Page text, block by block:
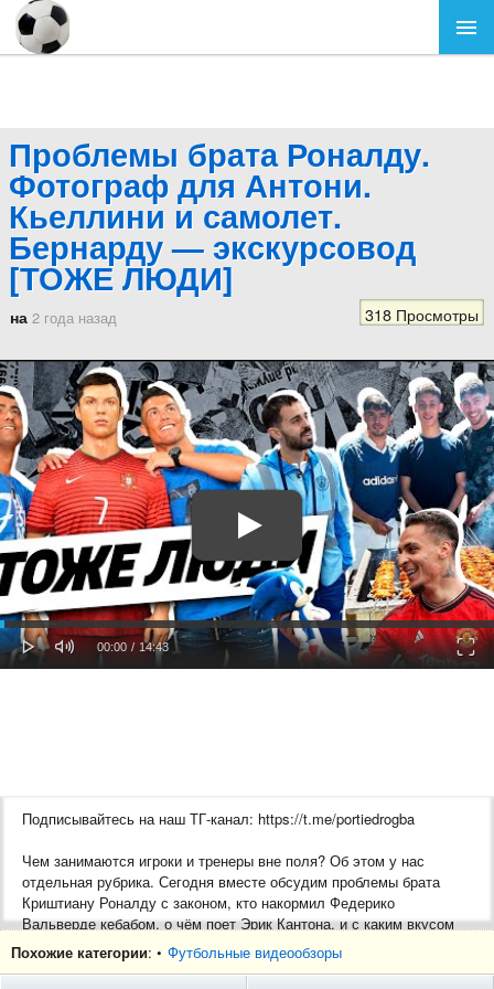
Проблемы брата Роналду.
Фотограф для Антони.
Кьеллини и самолет.
Бернарду — экскурсовод
[ТОЖЕ ЛЮДИ]
на 2 года назад 318 Просмотры
Play Mute
Current
00:00 / Duration
14:43
Подписывайтесь на наш ТГ-канал: https://t.me/portiedrogba
Чем занимаются игроки и тренеры вне поля? Об этом у нас
отдельная рубрика. Сегодня вместе обсудим проблемы брата
Криштиану Роналду с законом, кто накормил Федерико
Вальверде кебабом, о чём поет Эрик Кантона, и с каким вкусом
досталась тарталетка Джиджи Доннарумме. Всё самое
интересное за месяц – в нашем дайджесте.
Похожие категории: • Футбольные видеообзоры